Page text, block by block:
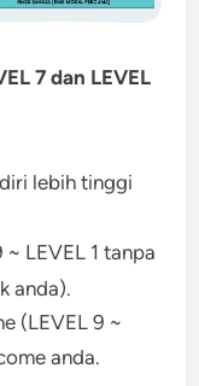
7 dan LEVEL
lebih tinggi
LEVEL 1 tanpa
anda).
(LEVEL 9 ~
anda.